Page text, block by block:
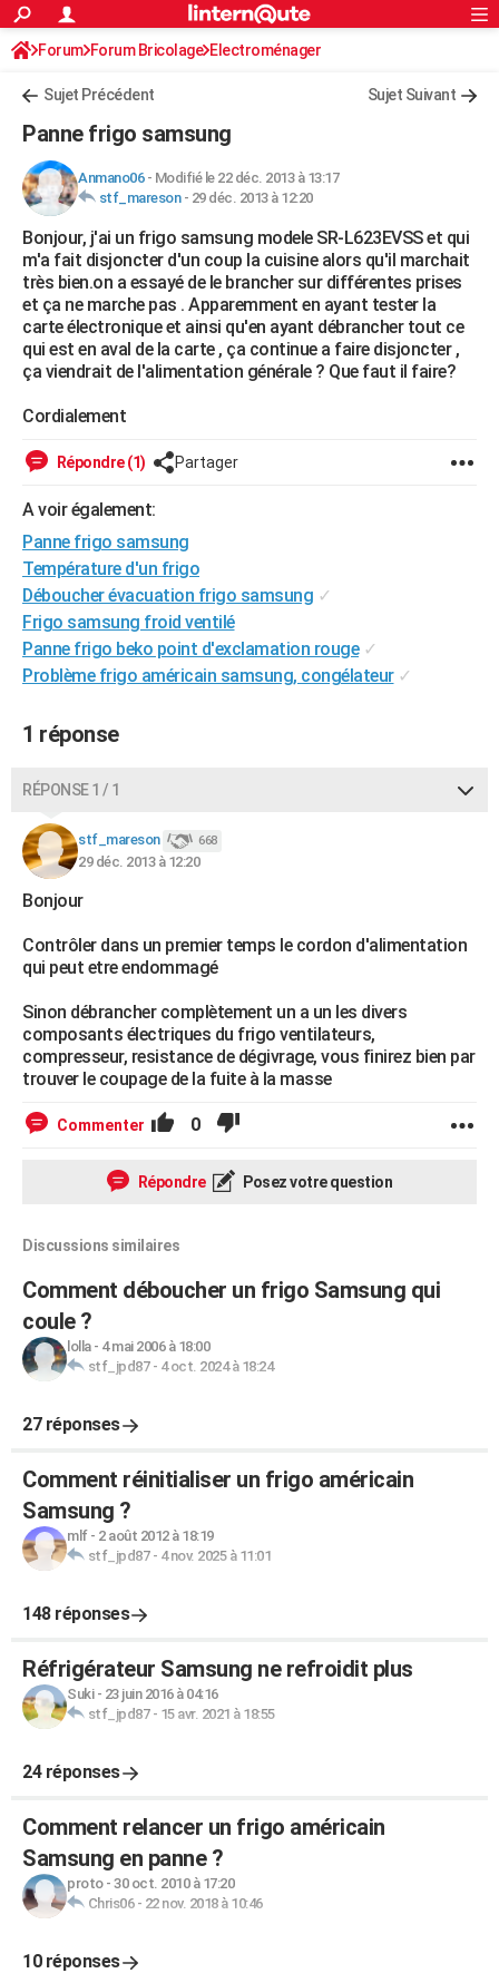
ACTUALITÉS
Politique
Société
Faits Divers
Education
Monde
Villes
+
FINANCE
Retraite
Impôts
Epargne
Immobilier
Risques naturels par ville
Banque
Assurance
Crédit
AUTO
Essais
Réserver un essai
Citadines
Berlines
SUV
Forum auto
+HIGH-TECH
Mobiles
Meilleur smartphone
Internet
Ordinateurs
Jeux vidéo
Guide high-tech
+BRICOLAGE
Forum
Aménagement intérieur
Extérieur
Cuisine
Salle de bains
Jardinage
Rangement
WEEK-END
Guides de France
Escapades
Patrimoine
Expositions
Musées
Week-end nature
Alimentation
Guide de la santé
Maladies
Médicaments
Sommeil
Destinations
City break
Voyage nature
Voyage de noces
Forum
Climat
+
GUIDES D'ACHAT
BONS PLANS
CARTE DE VOEUX
Dictionnaire
Biographies
Citations
Expressions
Proverbes
PROGRAMME TV
COPAINS D'AVANT
S'inscrire
Se connecter
Lycées
Collèges
Primaires
Universités
Entreprises
Service militaire
Avis de recherche
AVIS DE DÉCÈS
S'inscrire
Connexion
Forum Forum Bricolage Electroménager
Sujet Précédent Sujet Suivant
Panne frigo samsung
Anmano06- Modifié le 22 déc. 2013 à 13:17
stf_mareson- 29 déc. 2013 à 12:20
Bonjour, j'ai un frigo samsung modele SR-L623EVSS et qui
m'a fait disjoncter d'un coup la cuisine alors qu'il marchait
très bien.on a essayé de le brancher sur différentes prises
et ça ne marche pas . Apparemment en ayant tester la
carte électronique et ainsi qu'en ayant débrancher tout ce
qui est en aval de la carte , ça continue a faire disjoncter ,
ça viendrait de l'alimentation générale ? Que faut il faire?
Cordialement
Répondre (1) Partager
A voir également:
Panne frigo samsung
Température d'un frigo
Déboucher évacuation frigo samsung ✓
Frigo samsung froid ventilé
Panne frigo beko point d'exclamation rouge ✓
Problème frigo américain samsung, congélateur ✓
1 réponse
RÉPONSE 1 / 1
stf_mareson 668
29 déc. 2013 à 12:20
Bonjour
Contrôler dans un premier temps le cordon d'alimentation
qui peut etre endommagé
Sinon débrancher complètement un a un les divers
composants électriques du frigo ventilateurs,
compresseur, resistance de dégivrage, vous finirez bien par
trouver le coupage de la fuite à la masse
Commenter 0
Répondre Posez votre question
Discussions similaires
Comment déboucher un frigo Samsung qui
coule ?
lolla- 4 mai 2006 à 18:00
stf_jpd87- 4 oct. 2024 à 18:24
27 réponses
Comment réinitialiser un frigo américain
Samsung ?
mlf- 2 août 2012 à 18:19
stf_jpd87- 4 nov. 2025 à 11:01
148 réponses
Réfrigérateur Samsung ne refroidit plus
Suki- 23 juin 2016 à 04:16
stf_jpd87- 15 avr. 2021 à 18:55
24 réponses
Comment relancer un frigo américain
Samsung en panne ?
proto- 30 oct. 2010 à 17:20
Chris06- 22 nov. 2018 à 10:46
10 réponses